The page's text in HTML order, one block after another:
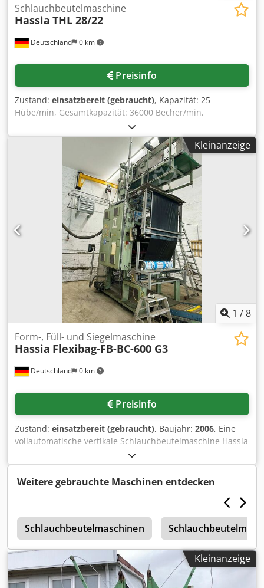
Deutschland 0 km
Schlauchbeutelmaschine
Hassia THL 28/22
Preisinfo
Zustand: einsatzbereit (gebraucht), Kapazität: 25
Hübe/min, Gesamtkapazität: 36000 Becher/min,
Füllvolumen: Butter/margarine (Hotelportionen): 10g,
geschlagene Produkte: 5g, Formdimensionen X/Y/Z:
40mm/50mm/20mm. Dimensionen X/Y/Z: ca.
5000mm/1500mm/1800mm, Gewicht: ca. 2500kg.
Dokumentation vorhanden. Eine Besichtigung vor Ort ist
möglich. Dcodpfsw Axfdsx Alrsk
Kleinanzeige
1 /8
Deutschland 0 km
Form-, Füll- und Siegelmaschine
Hassia Flexibag-FB-BC-600 G3
Preisinfo
Zustand: einsatzbereit (gebraucht), Baujahr: 2006, Eine
vollautomatische vertikale Schlauchbeutelmaschine Hassia
steht zur Verfügung. Verpackungsmaterialien:
Laminate/Papierfolien/Monofilme, max. Beutelbreite:
600mm, max. Beutellänge: 1100mm, max. Folienbreite:
1240mm, max. Folienrollendurchmesser: 600mm,
Heißsiegeltemperatur: 92°C. Eine Besichtigung vor Ort ist
möglich. Dcsdpsxa Elcsfx Alrek
Weitere gebrauchte Maschinen entdecken
Schlauchbeutelmaschinen
Kleinanzeige